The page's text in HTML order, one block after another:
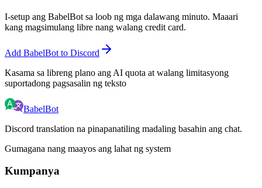
I-setup ang BabelBot sa loob ng mga dalawang minuto. Maaari
kang magsimulang libre nang walang credit card.
Add BabelBot to Discord
Kasama sa libreng plano ang AI quota at walang limitasyong
suportadong pagsasalin ng teksto
BabelBot
Discord translation na pinapanatiling madaling basahin ang chat.
Gumagana nang maayos ang lahat ng system
Kumpanya